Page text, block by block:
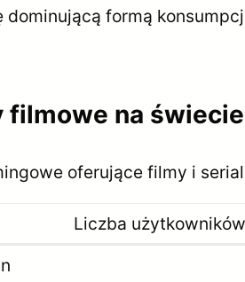
formą
filmowe na świecie
oferujące filmy i
Liczba